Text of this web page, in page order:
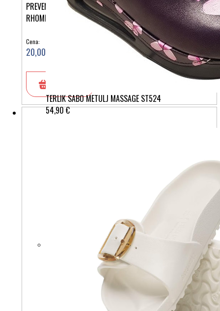
TERLIK SABO METULJ MASSAGE ST524
54,90 €
PREVENTIVNE KOMPRESIJSKE HLAČNE NOGAVICE 70 DEN
RHOMBUS 771
Cena:
20,00 €